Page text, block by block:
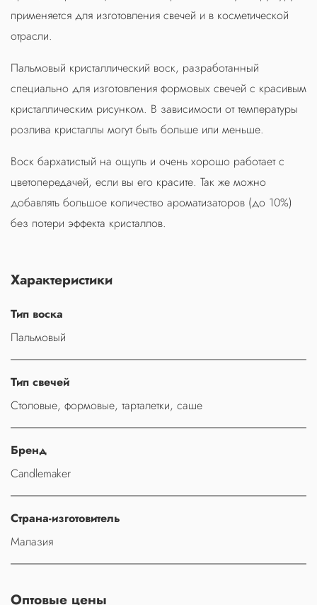
применяется для изготовления свечей и в косметической
отрасли.
Пальмовый кристаллический воск, разработанный
специально для изготовления формовых свечей с красивым
кристаллическим рисунком. В зависимости от температуры
розлива кристаллы могут быть больше или меньше.
Воск бархатистый на ощупь и очень хорошо работает с
цветопередачей, если вы его красите. Так же можно
добавлять большое количество ароматизаторов (до 10%)
без потери эффекта кристаллов.
Характеристики
Тип воска
Пальмовый
Тип свечей
Столовые, формовые, тарталетки, саше
Бренд
Candlemaker
Страна-изготовитель
Малазия
Оптовые цены